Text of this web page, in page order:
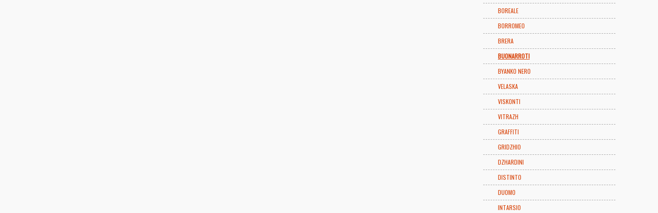
BOREALE
BORROMEO
BRERA
BUONARROTI
BYANKO NERO
VELASKA
VISKONTI
VITRAZH
GRAFFITI
GRIDZHIO
DZHARDINI
DISTINTO
DUOMO
INTARSIO